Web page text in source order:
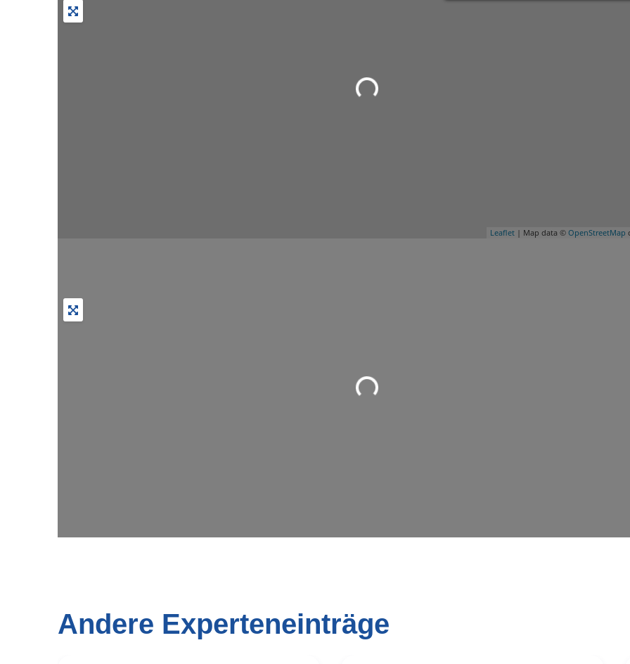
Leaflet | Map data © OpenStreetMap
Wird geladen …
Wird geladen …
Andere Experteneinträge